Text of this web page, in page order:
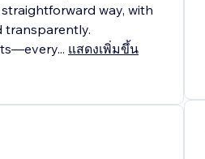
way, with
transparently.
... แสดงเพิ่มขึ้น